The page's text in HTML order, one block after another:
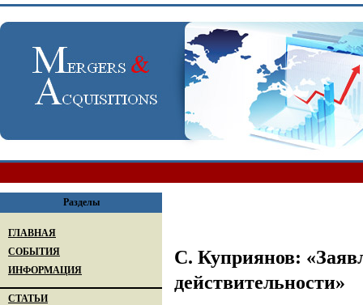
Разделы
ГЛАВНАЯ
СОБЫТИЯ
ИНФОРМАЦИЯ
СТАТЬИ
С. Куприянов:
действительности»